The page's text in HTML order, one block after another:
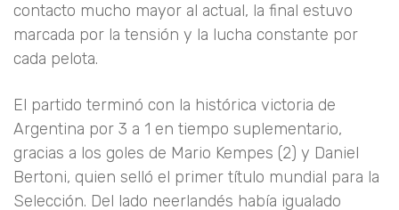
contacto mucho mayor al actual, la final estuvo
marcada por la tensión y la lucha constante por
cada pelota.
El partido terminó con la histórica victoria de
Argentina por 3 a 1 en tiempo suplementario,
gracias a los goles de Mario Kempes (2) y Daniel
Bertoni, quien selló el primer título mundial para la
Selección. Del lado neerlandés había igualado